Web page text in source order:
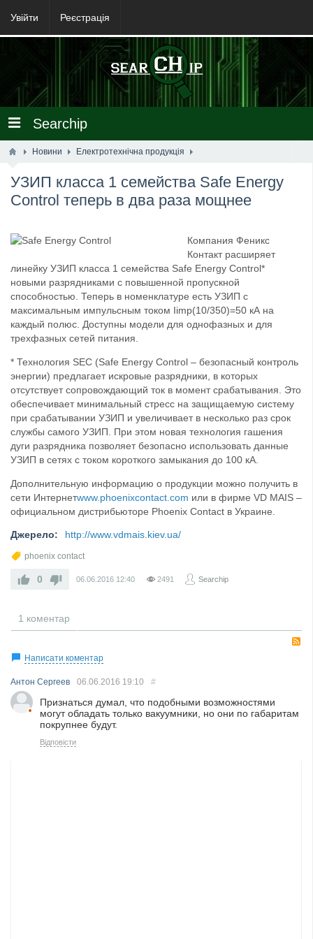
Увійти Реєстрація
Searchip
Новини Електротехнічна продукція
УЗИП класса 1 семейства Safe Energy
Control теперь в два раза мощнее
Компания Феникс
Контакт расширяет
линейку УЗИП класса 1 семейства Safe Energy Control*
новыми разрядниками с повышенной пропускной
способностью. Теперь в номенклатуре есть УЗИП с
максимальным импульсным током Iimp(10/350)=50 кА на
каждый полюс. Доступны модели для однофазных и для
трехфазных сетей питания.
* Технология SEC (Safe Energy Control – безопасный контроль
энергии) предлагает искровые разрядники, в которых
отсутствует сопровождающий ток в момент срабатывания. Это
обеспечивает минимальный стресс на защищаемую систему
при срабатывании УЗИП и увеличивает в несколько раз срок
службы самого УЗИП. При этом новая технология гашения
дуги разрядника позволяет безопасно использовать данные
УЗИП в сетях с током короткого замыкания до 100 кА.
Дополнительную информацию о продукции можно получить в
сети Интернетwww.phoenixcontact.com или в фирме VD MAIS –
официальном дистрибьюторе Phoenix Contact в Украине.
Джерело: http://www.vdmais.kiev.ua/
phoenix contact
0 06.06.2016 12:40 2491 Searchip
1 коментар
Написати коментар
Антон Сергеев 06.06.2016 19:10 #
Признаться думал, что подобными возможностями
могут обладать только вакуумники, но они по габаритам
покрупнее будут.
Відповісти